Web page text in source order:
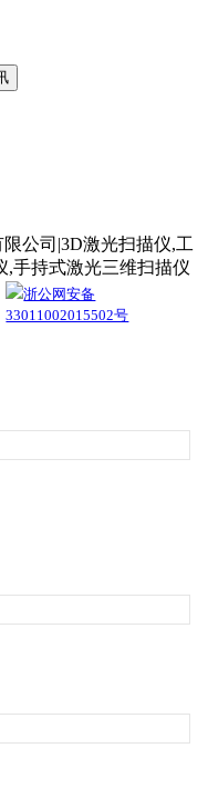
公司|3D激光扫描仪,工
,手持式激光三维扫描仪
浙公网安备
33011002015502号